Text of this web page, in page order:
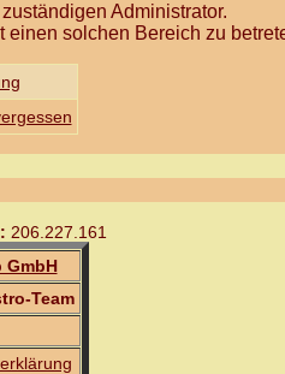
Administrator.
solchen Bereich zu
206.227.161
GmbH
Team